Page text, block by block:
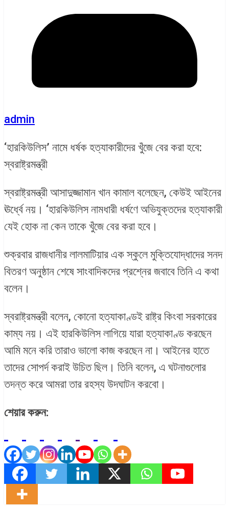
admin
‘হারকিউলিস’ নামে ধর্ষক হত্যাকারীদের খুঁজে বের করা হবে:
স্বরাষ্ট্রমন্ত্রী
স্বরাষ্ট্রমন্ত্রী আসাদুজ্জামান খান কামাল বলেছেন, কেউই আইনের
ঊর্ধ্বে নয়। ‘হারকিউলিস নামধারী ধর্ষণে অভিযুক্তদের হত্যাকারী
যেই হোক না কেন তাকে খুঁজে বের করা হবে।
শুক্রবার রাজধানীর লালমাটিয়ার এক স্কুলে মুক্তিযোদ্ধাদের সনদ
বিতরণ অনুষ্ঠান শেষে সাংবাদিকদের প্রশ্নের জবাবে তিনি এ কথা
বলেন।
স্বরাষ্ট্রমন্ত্রী বলেন, কোনো হত্যাকাণ্ডই রাষ্ট্র কিংবা সরকারের
কাম্য নয়। এই হারকিউলিস লাগিয়ে যারা হত্যাকাণ্ড করছেন
আমি মনে করি তারাও ভালো কাজ করছেন না। আইনের হাতে
তাদের সোপর্দ করাই উচিত ছিল। তিনি বলেন, এ ঘটনাগুলোর
তদন্ত করে আমরা তার রহস্য উদঘাটন করবো।
শেয়ার করুন: